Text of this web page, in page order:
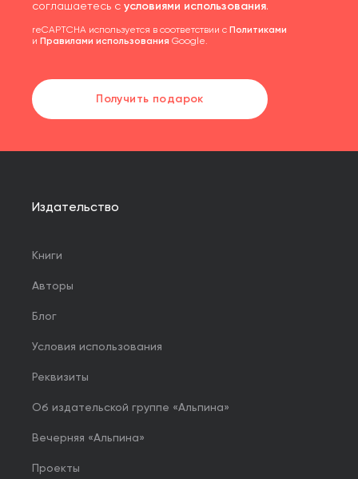
соглашаетесь с условиями использования.
reCAPTCHA используется в соответствии с Политиками
и Правилами использования Google.
Получить подарок
Издательство
Книги
Авторы
Блог
Условия использования
Реквизиты
Об издательской группе «Альпина»
Вечерняя «Альпина»
Проекты